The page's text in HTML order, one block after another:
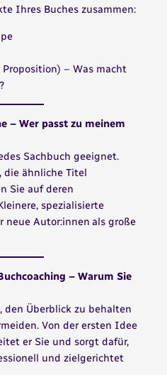
Ihres Buches zusammen:
– Was macht
– Wer passt zu meinem
Sachbuch geeignet.
die ähnliche Titel
Sie auf deren
spezialisierte
neue Autor:innen als große
– Warum Sie
Überblick zu behalten
Von der ersten Idee
er Sie und sorgt dafür,
und zielgerichtet